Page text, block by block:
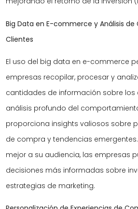
Big Data en E-commerce y Análisis
Clientes
El uso del big data en e-commerce
empresas recopilar, procesar y
cantidades de información sobre los
análisis profundo del
proporciona insights valiosos sobre
de compra y tendencias
mejor a su audiencia, las empresas
decisiones más informadas sobre
estrategias de marketing.